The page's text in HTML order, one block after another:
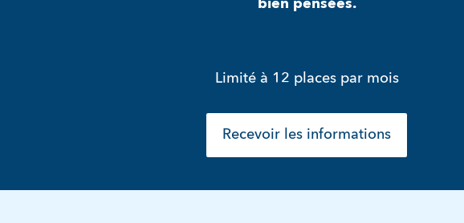
bien pensées.
Limité à 12 places par mois
Recevoir les informations